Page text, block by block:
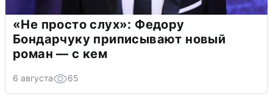
«Не просто слух»: Федору
Бондарчуку приписывают новый
роман — с кем
6 августа 65